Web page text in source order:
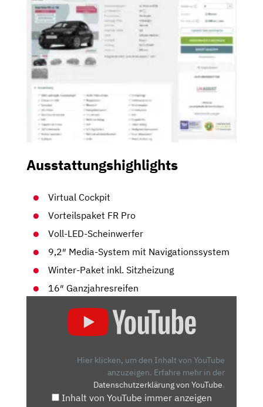
Ausstattungshighlights
Virtual Cockpit
Vorteilspaket FR Pro
Voll-LED-Scheinwerfer
9,2″ Media-System mit Navigationssystem
Winter-Paket inkl. Sitzheizung
16″ Ganzjahresreifen
GENERATION
VORFAHRT
Hier klicken, um den Inhalt von YouTube
anzuzeigen. Erfahre mehr in der
Datenschutzerklärung von YouTube.
Inhalt von YouTube immer anzeigen